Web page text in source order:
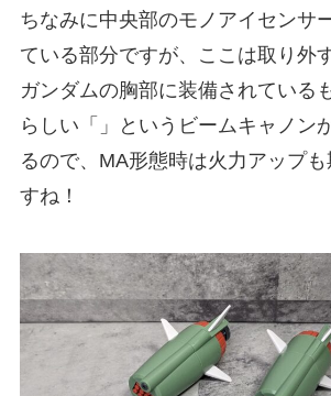
ちなみに中央部のモノアイセンサ
ている部分ですが、ここは取り外
ガンダムの胸部に装備されている
らしい「」というビームキャノン
るので、MA形態時は火力アップ
すね！